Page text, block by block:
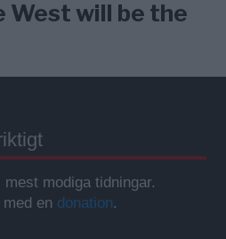
West will be the
modiga tidningar.
en donation.